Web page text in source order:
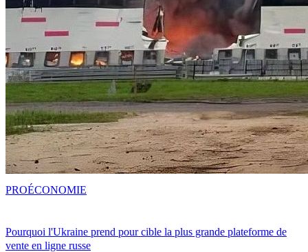
Pourquoi l'Ukraine prend pour cible la plus grande plateforme de
vente en ligne russe
PROÉCONOMIE